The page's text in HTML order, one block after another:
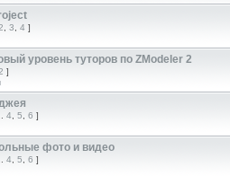
3 4 ]
уровень туторов по ZModeler 2
]
4 5 6 ]
фото и видео
4 5 6 ]